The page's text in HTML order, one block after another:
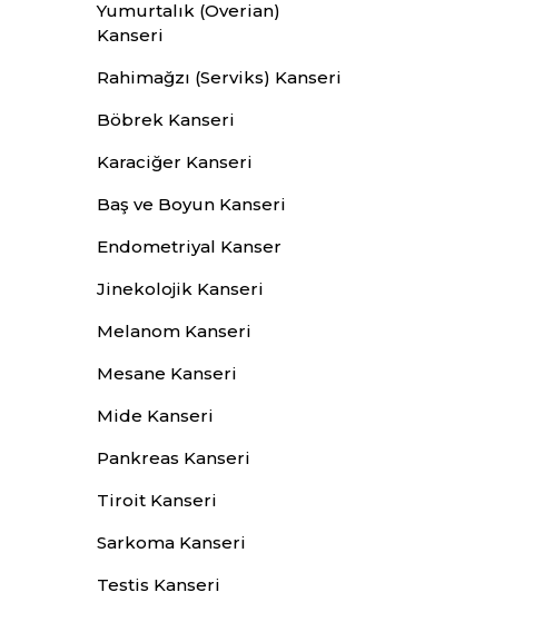
Yumurtalık (Overian)
Kanseri
Rahimağzı (Serviks) Kanseri
Böbrek Kanseri
Karaciğer Kanseri
Baş ve Boyun Kanseri
Endometriyal Kanser
Jinekolojik Kanseri
Melanom Kanseri
Mesane Kanseri
Mide Kanseri
Pankreas Kanseri
Tiroit Kanseri
Sarkoma Kanseri
Testis Kanseri